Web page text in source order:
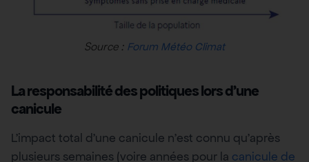
Source : Forum Météo Climat
La responsabilité des politiques lors d’une
canicule
L’impact total d’une canicule n’est connu qu’après
plusieurs semaines (voire années pour la canicule de